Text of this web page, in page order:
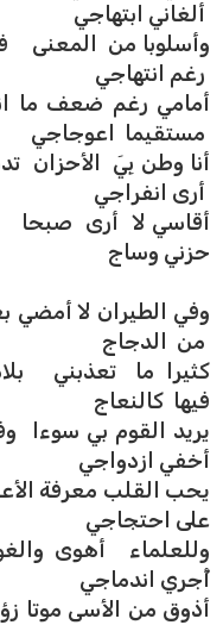
ألغاني ابتهاجي
وأسلوبا من المعنى
رغم انتهاجي
أمامي رغم ضعف ما
مستقيما اعوجاجي
أنا وطن بِيَ الأحزان
أرى انفراجي
أقاسي لا أرى صبحا
حزني وساج
وفي الطيران لا
من الدجاج
كثيرا ما تعذبني
فيها كالنعاج
يريد القوم بي سوءا
أخفي ازدواجي
يحب القلب معرفة
على احتجاجي
وللعلماء أهوى
أُجري اندماجي
أذوق من الأسى موتا